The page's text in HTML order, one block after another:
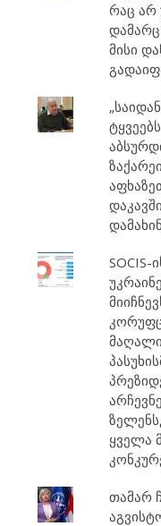
რაც არ
მისი
SOCIS-
ყველა
თამარ